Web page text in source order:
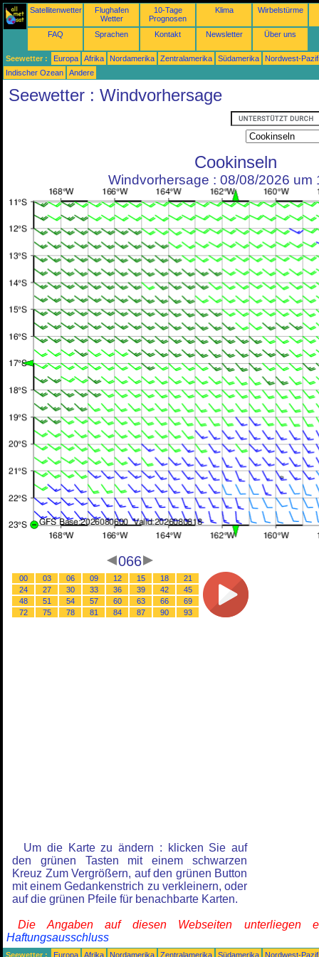
Satellitenwetter
Flughafen
Wetter
10-Tage
Prognosen
Klima Wirbelstürme
FAQ Sprachen Kontakt Newsletter Über uns
Seewetter : Europa Afrika Nordamerika Zentralamerika Südamerika
Nordwest-
Indischer Ozean
Andere
Seewetter : Windvorhersage
Cookinseln
Windvorhersage : 08/08/2026 um
066
00 03 06 09 12 15 18
21
24
27 30 33 36 39 42
45
48
51 54 57 60 63 66
69
72
75 78 81 84 87 90 93
Um die Karte zu ändern : klicken Sie auf
den grünen Tasten mit einem schwarzen
Kreuz Zum Vergrößern, auf den grünen Button
mit einem Gedankenstrich zu verkleinern, oder
auf die grünen Pfeile für benachbarte Karten.
Die Angaben auf diesen Webseiten unterliegen
Haftungsausschluss
Seewetter : Europa Afrika Nordamerika Zentralamerika Südamerika
Nordwest-